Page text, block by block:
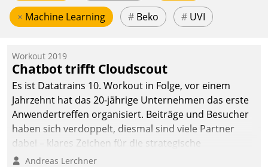
× Machine Learning # Beko # UVI
Workout 2019
Chatbot trifft Cloudscout
Es ist Datatrains 10. Workout in Folge, vor einem
Jahrzehnt hat das 20-jährige Unternehmen das erste
Anwendertreffen organisiert. Beiträge und Besucher
haben sich verdoppelt, diesmal sind viele Partner
dabei – klares Zeichen für die strategische
Fokussierung auf den Kunden.
Andreas Lerchner